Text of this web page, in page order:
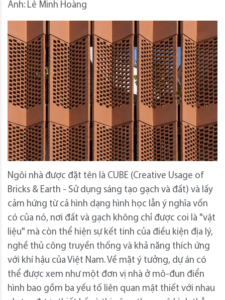
Ảnh: Lê Minh Hoàng
Ngôi nhà được đặt tên là CUBE (Creative Usage of
Bricks & Earth - Sử dụng sáng tạo gạch và đất) và lấy
cảm hứng từ cả hình dạng hình học lẫn ý nghĩa vốn
có của nó, nơi đất và gạch không chỉ được coi là "vật
liệu" mà còn thể hiện sự kết tinh của điều kiện địa lý,
nghề thủ công truyền thống và khả năng thích ứng
với khí hậu của Việt Nam. Về mặt ý tưởng, dự án có
thể được xem như một đơn vị nhà ở mô-đun điển
hình bao gồm ba yếu tố liên quan mật thiết với nhau